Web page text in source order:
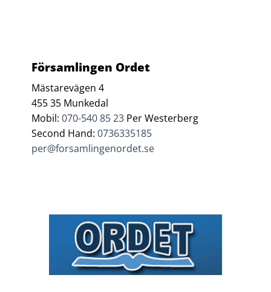
Församlingen Ordet
Mästarevägen 4
455 35 Munkedal
Mobil:070-540 85 23 Per Westerberg
Second Hand:0736335185
per@forsamlingenordet.se